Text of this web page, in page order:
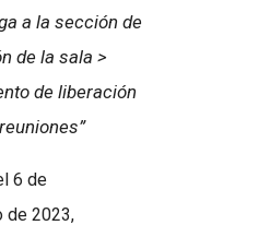
a la sección de
de la sala >
de liberación
6 de
de 2023,